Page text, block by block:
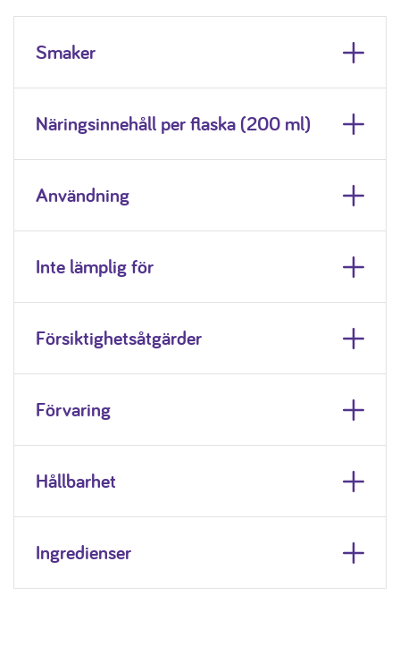
Smaker
Näringsinnehåll per flaska (200 ml)
Användning
Inte lämplig för
Försiktighetsåtgärder
Förvaring
Hållbarhet
Ingredienser